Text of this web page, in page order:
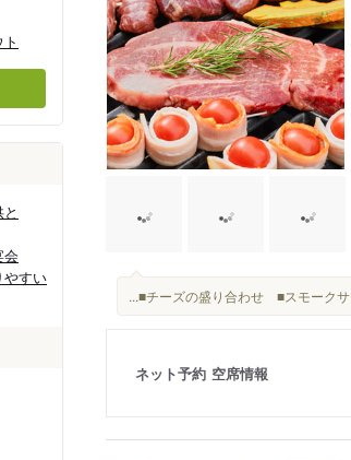
会
やすい
...■チーズの盛り合わせ ■スモー
ネット予約 空席情報